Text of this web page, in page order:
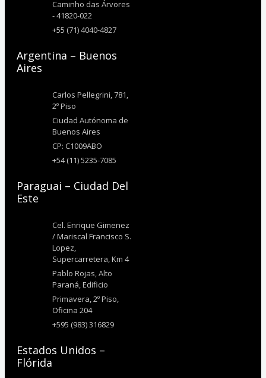
Caminho das Árvores
- 41820-022
+55 (71) 4040-4827
Argentina – Buenos
Aires
Carlos Pellegrini, 781,
2º Piso
Ciudad Autónoma de
Buenos Aires
CP: C1009ABO
+54 (11) 5235-7085
Paraguai – Ciudad Del
Este
Cel. Enrique Gimenez
/ Mariscal Francisco S.
Lopez,
Supercarretera, Km 4
Pablo Rojas, Alto
Paraná, Edificio
Primavera, 2º Piso,
Oficina 204
+595 (983) 316829
Estados Unidos –
Flórida